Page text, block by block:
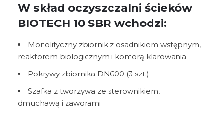
W skład oczyszczalni ścieków
BIOTECH 10 SBR wchodzi:
Monolityczny zbiornik z osadnikiem wstępnym,
reaktorem biologicznym i komorą klarowania
Pokrywy zbiornika DN600 (3 szt.)
Szafka z tworzywa ze sterownikiem,
dmuchawą i zaworami